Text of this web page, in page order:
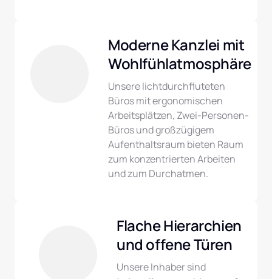
Moderne Kanzlei mit
Wohlfühlatmosphäre
Unsere lichtdurchfluteten
Büros mit ergonomischen
Arbeitsplätzen, Zwei-Personen-
Büros und großzügigem
Aufenthaltsraum bieten Raum
zum konzentrierten Arbeiten
und zum Durchatmen.
Flache Hierarchien
und offene Türen
Unsere Inhaber sind